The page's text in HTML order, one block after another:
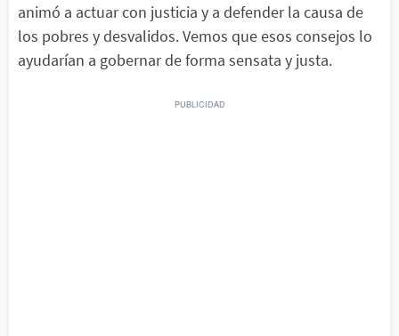
animó a actuar con justicia y a defender la causa de
los pobres y desvalidos. Vemos que esos consejos lo
ayudarían a gobernar de forma sensata y justa.